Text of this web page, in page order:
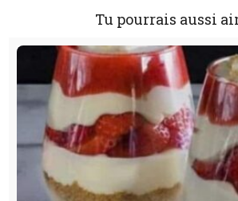
Tu pourrais aussi